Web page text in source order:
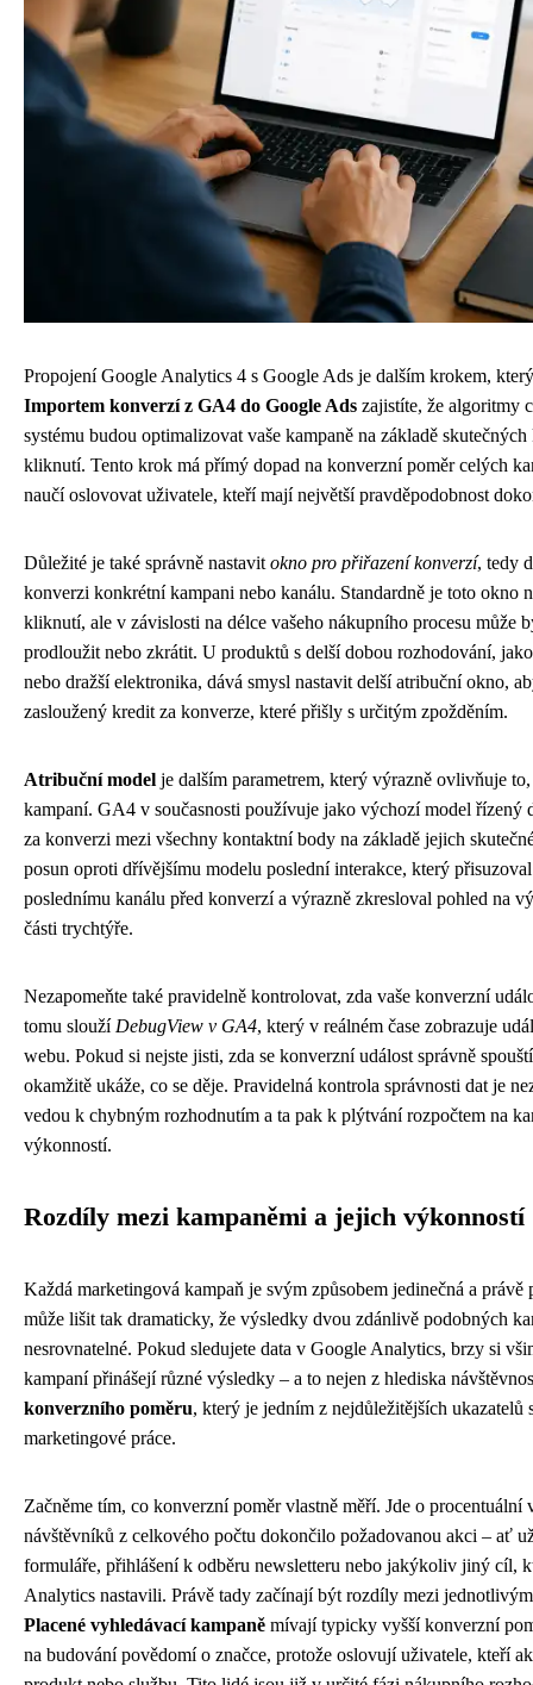
Propojení Google Analytics 4 s Google Ads je dalším krokem,
Importem konverzí z GA4 do Google Ads zajistíte, že algoritmy
systému budou optimalizovat vaše kampaně na základě
kliknutí. Tento krok má přímý dopad na konverzní poměr celých
naučí oslovovat uživatele, kteří mají největší pravděpodobnost
Důležité je také správně nastavit okno pro přiřazení konverzí, tedy
konverzi konkrétní kampani nebo kanálu. Standardně je toto okno
kliknutí, ale v závislosti na délce vašeho nákupního procesu může
prodloužit nebo zkrátit. U produktů s delší dobou rozhodování,
nebo dražší elektronika, dává smysl nastavit delší atribuční okno,
zasloužený kredit za konverze, které přišly s určitým zpožděním.
Atribuční model je dalším parametrem, který výrazně ovlivňuje
kampaní. GA4 v současnosti používuje jako výchozí model řízený
za konverzi mezi všechny kontaktní body na základě jejich
posun oproti dřívějšímu modelu poslední interakce, který
poslednímu kanálu před konverzí a výrazně zkresloval pohled na
části trychtýře.
Nezapomeňte také pravidelně kontrolovat, zda vaše konverzní
tomu slouží DebugView v GA4, který v reálném čase zobrazuje
webu. Pokud si nejste jisti, zda se konverzní událost správně
okamžitě ukáže, co se děje. Pravidelná kontrola správnosti dat je
vedou k chybným rozhodnutím a ta pak k plýtvání rozpočtem na
výkonností.
Rozdíly mezi kampaněmi a jejich výkonností
Každá marketingová kampaň je svým způsobem jedinečná a
může lišit tak dramaticky, že výsledky dvou zdánlivě podobných
nesrovnatelné. Pokud sledujete data v Google Analytics, brzy si
kampaní přinášejí různé výsledky – a to nejen z hlediska
konverzního poměru, který je jedním z nejdůležitějších ukazatelů
marketingové práce.
Začněme tím, co konverzní poměr vlastně měří. Jde o
návštěvníků z celkového počtu dokončilo požadovanou akci – ať
formuláře, přihlášení k odběru newsletteru nebo jakýkoliv jiný cíl,
Analytics nastavili. Právě tady začínají být rozdíly mezi
Placené vyhledávací kampaně mívají typicky vyšší konverzní
na budování povědomí o značce, protože oslovují uživatele, kteří